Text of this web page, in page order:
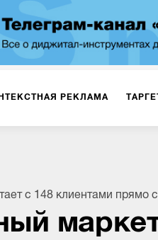
РЕКЛАМА
РАБОТА С МАРКЕТПЛЕЙСАМИ
с 148 клиентами прямо